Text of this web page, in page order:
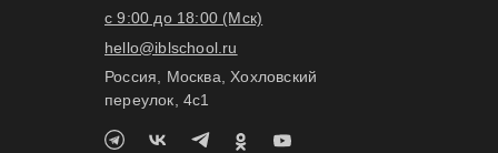
с 9:00 до 18:00 (Мск)
hello@iblschool.ru
Россия, Москва, Хохловский
переулок, 4c1